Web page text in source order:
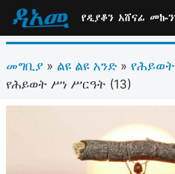
የዲያቆን አሸናፊ
መግቢያ » ልዩ ልዩ አንድ »
የሕይወት ሥነ ሥርዓት (13)